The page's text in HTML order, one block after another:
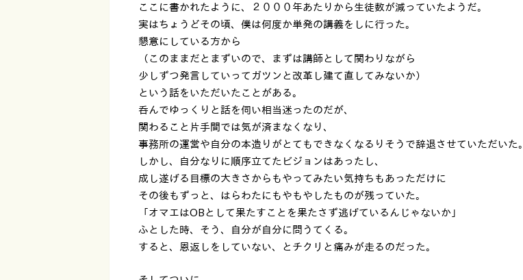
ここに書かれたように、２０００年あたりから生徒数が減っていたようだ。
実はちょうどその頃、僕は何度か単発の講義をしに行った。
懇意にしている方から
（このままだとまずいので、まずは講師として関わりながら
少しずつ発言していってガツンと改革し建て直してみないか）
という話をいただいたことがある。
呑んでゆっくりと話を伺い相当迷ったのだが、
関わること片手間では気が済まなくなり、
事務所の運営や自分の本造りがとてもできなくなるりそうで辞退させていただいた。
しかし、自分なりに順序立てたビジョンはあったし、
成し遂げる目標の大きさからもやってみたい気持ちもあっただけに
その後もずっと、はらわたにもやもやしたものが残っていた。
「オマエはOBとして果たすことを果たさず逃げているんじゃないか」
ふとした時、そう、自分が自分に問うてくる。
すると、恩返しをしていない、とチクリと痛みが走るのだった。